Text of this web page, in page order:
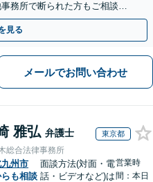
務所で断られた方もご相談く
話受付しています
見る
メールでお問い合わせ
雅弘 弁護士 東京都
総合法律事務所
州市
も相談
面談方法(対面・電
話・ビデオなど)は
営業時
間：本日